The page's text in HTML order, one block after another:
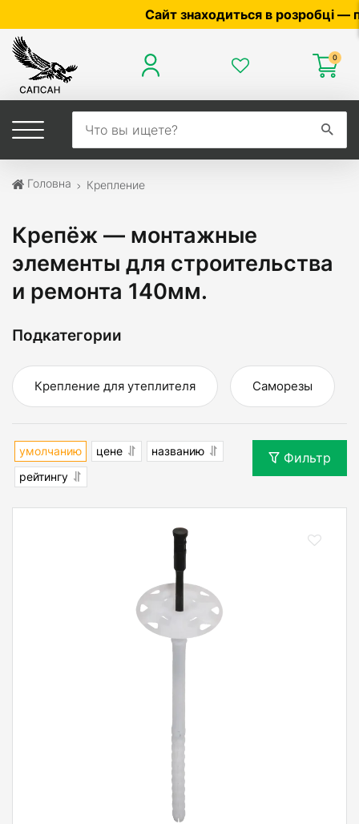
Сайт знаходиться в розробці — по
0
Головна Крепление
Крепёж — монтажные
элементы для строительства
и ремонта 140мм.
Подкатегории
Крепление для утеплителя Саморезы
умолчанию цене
названию
рейтингу
Фильтр